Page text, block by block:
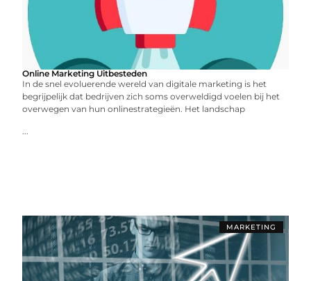
Online Marketing Uitbesteden
In de snel evoluerende wereld van digitale marketing is het
begrijpelijk dat bedrijven zich soms overweldigd voelen bij het
overwegen van hun onlinestrategieën. Het landschap
...
MARKETING